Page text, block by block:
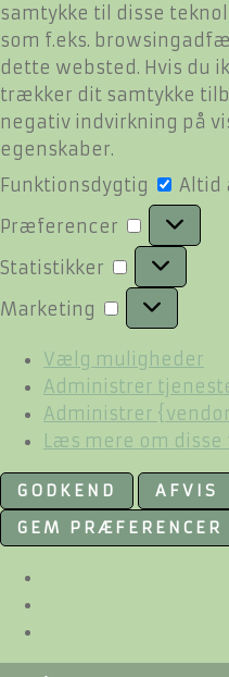
samtykke til disse
som f.eks.
dette websted. Hvis du
trækker dit samtykke
negativ indvirkning på
egenskaber.
Funktionsdygtig
Altid
Præferencer
Statistikker Statistikker
Marketing Marketing
Vælg muligheder
Administrer
Administrer
Læs mere om disse
GODKEND AFVIS
GEM PRÆFERENCER